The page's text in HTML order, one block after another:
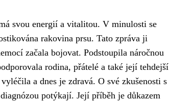
svou energií a vitalitou. V minulosti se
rakovina prsu. Tato zpráva ji
začala bojovat. Podstoupila náročnou
rodina, přátelé a také její tehdejší
a dnes je zdravá. O své zkušenosti s
potýkají. Její příběh je důkazem